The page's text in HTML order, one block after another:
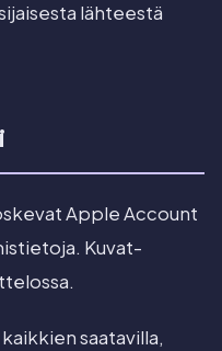
lähteestä
Apple Account
Kuvat-
saatavilla,